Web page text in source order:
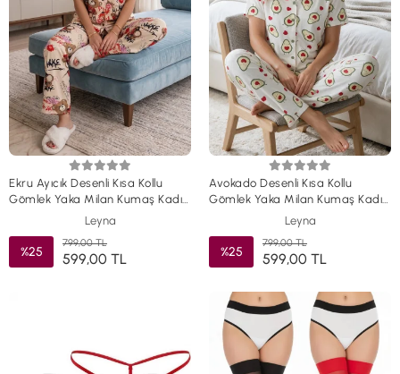
Ekru Ayıcık Desenli Kısa Kollu
Gömlek Yaka Milan Kumaş Kadın
Pijama TakımıLeyna
%25
799,00 TL
599,00 TL
Avokado Desenli Kısa Kollu
Gömlek Yaka Milan Kumaş Kadın
Pijama TakımıLeyna
%25
799,00 TL
599,00 TL